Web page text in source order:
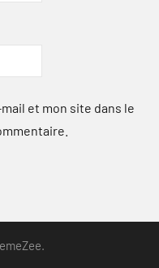
et mon site dans le